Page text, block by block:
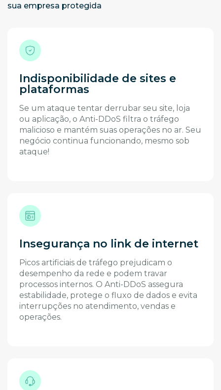
sua empresa protegida
Indisponibilidade de sites e
plataformas
Se um ataque tentar derrubar seu site, loja
ou aplicação, o Anti-DDoS filtra o tráfego
malicioso e mantém suas operações no ar. Seu
negócio continua funcionando, mesmo sob
ataque!
Insegurança no link de internet
Picos artificiais de tráfego prejudicam o
desempenho da rede e podem travar
processos internos. O Anti-DDoS assegura
estabilidade, protege o fluxo de dados e evita
interrupções no atendimento, vendas e
operações.